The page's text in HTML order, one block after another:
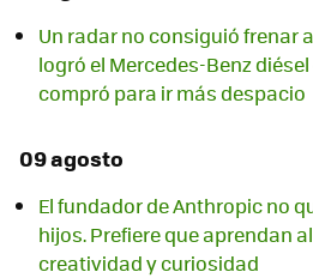
Un radar no consiguió frenar
logró el Mercedes-Benz
compró para ir más despacio
09 agosto
El fundador de Anthropic no
hijos. Prefiere que aprendan
creatividad y curiosidad